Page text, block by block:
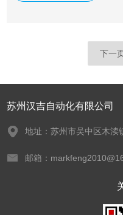
下一
苏州汉吉自动化有限公司
地址：苏州市吴中区木渎
邮箱：